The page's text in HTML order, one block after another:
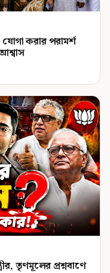
করার পরামর্শ
তৃণমূলের প্রশ্নবাণে